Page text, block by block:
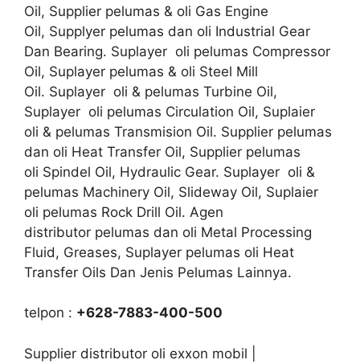
Oil, Supplier pelumas & oli Gas Engine
Oil, Supplyer pelumas dan oli Industrial Gear
Dan Bearing. Suplayer oli pelumas Compressor
Oil, Suplayer pelumas & oli Steel Mill
Oil. Suplayer oli & pelumas Turbine Oil,
Suplayer oli pelumas Circulation Oil, Suplaier
oli & pelumas Transmision Oil. Supplier pelumas
dan oli Heat Transfer Oil, Supplier pelumas
oli Spindel Oil, Hydraulic Gear. Suplayer oli &
pelumas Machinery Oil, Slideway Oil, Suplaier
oli pelumas Rock Drill Oil. Agen
distributor pelumas dan oli Metal Processing
Fluid, Greases, Suplayer pelumas oli Heat
Transfer Oils Dan Jenis Pelumas Lainnya.
telpon : +628-7883-400-500
Supplier distributor oli exxon mobil |